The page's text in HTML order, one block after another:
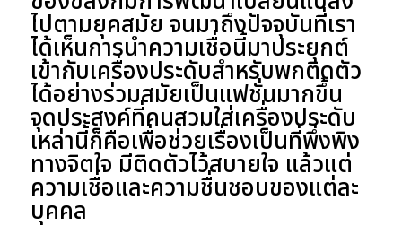
ไปตามยุคสมัย จนมาถึงปัจจุบันที่เรา
ได้เห็นการนำความเชื่อนี้มาประยุกต์
เข้ากับเครื่องประดับสำหรับพกติดตัว
ได้อย่างร่วมสมัยเป็นแฟชั่นมากขึ้น
จุดประสงค์ที่คนสวมใส่เครื่องประดับ
เหล่านี้ก็คือเพื่อช่วยเรื่องเป็นที่พึ่งพิง
ทางจิตใจ มีติดตัวไว้สบายใจ แล้วแต่
ความเชื่อและความชื่นชอบของแต่ละ
บุคคล